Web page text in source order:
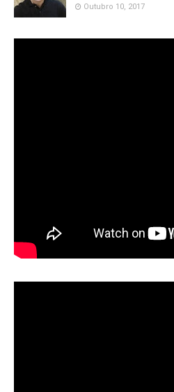
Outubro 10, 2017